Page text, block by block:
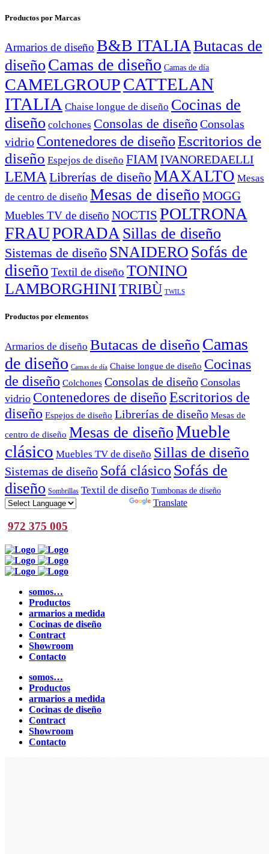
Productos por Marcas
Armarios de diseño B&B ITALIAButacas de
diseño Camas de diseño Camas de día
CAMELGROUPCATTELAN
ITALIA Chaise longue de diseño Cocinas de
diseño colchones Consolas de diseñoConsolas
vidrio Contenedores de diseñoEscritorios de
diseño Espejos de diseño FIAM IVANOREDAELLI
LEMA Librerías de diseñoMAXALTO Mesas
de centro de diseño Mesas de diseño MOGG
Muebles TV de diseño NOCTIS POLTRONA
FRAUPORADASillas de diseño
Sistemas de diseño SNAIDERO Sofás de
diseño Textil de diseño TONINO
LAMBORGHINITRIBÙ TWILS
Productos por elementos
Armarios de diseño Butacas de diseño Camas
de diseño Camas de día Chaise longue de diseño Cocinas
de diseño Colchones Consolas de diseño Consolas
vidrio Contenedores de diseño Escritorios de
diseño Espejos de diseño Librerías de diseño Mesas de
centro de diseño Mesas de diseñoMueble
clásico Muebles TV de diseño Sillas de diseño
Sistemas de diseño Sofá clásico Sofás de
diseño Sombrillas Textil de diseño Tumbonas de diseño
Translate
972 375 005
somos…
Productos
armarios a medida
Cocinas de diseño
Contract
Showroom
Contacto
somos…
Productos
armarios a medida
Cocinas de diseño
Contract
Showroom
Contacto